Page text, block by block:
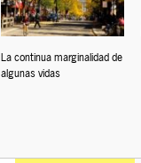
La continua marginalidad de
algunas vidas